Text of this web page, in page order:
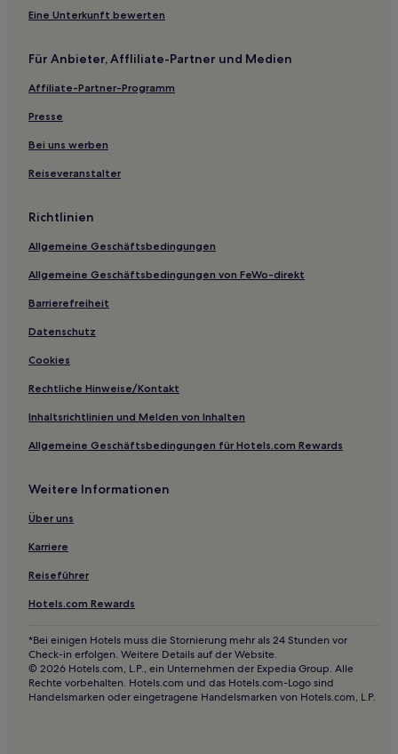
Hotels nahe White Water Walk
Bronte: Hotels
Hotels nahe Niagara's Fury
Hotels nahe Erland Lee Museum
Hotels nahe Castle Dracula Wax Museum
Fonthill: Hotels
Hotels nahe Queen Victoria Park
Wellandport: Hotels
Hotels nahe U-Bahn-Station Castle Frank
Hotels nahe Straßenbahnhaltestelle Dundas St East at
Woodbine Ave
Innenstadt von Niagara Falls: Hotels
Hotels nahe Harbourfront Centre
Hotels nahe The Danforth Music Hall
Stoney Creek: Hotels
Hotels nahe Fallsview Indoor Waterpark
Bathurst Quay: Hotels
Eine Unterkunft bewerten
Für Anbieter, Affliliate-Partner und Medien
Affiliate-Partner-Programm
Presse
Bei uns werben
Reiseveranstalter
Richtlinien
Allgemeine Geschäftsbedingungen
Allgemeine Geschäftsbedingungen von FeWo-direkt
Barrierefreiheit
Datenschutz
Cookies
Rechtliche Hinweise/Kontakt
Inhaltsrichtlinien und Melden von Inhalten
Allgemeine Geschäftsbedingungen für Hotels.com Rewards
Weitere Informationen
Über uns
Karriere
Reiseführer
Hotels.com Rewards
*Bei einigen Hotels muss die Stornierung mehr als 24 Stunden vor
Check-in erfolgen. Weitere Details auf der Website.
© 2026 Hotels.com, L.P., ein Unternehmen der Expedia Group. Alle
Rechte vorbehalten. Hotels.com und das Hotels.com-Logo sind
Handelsmarken oder eingetragene Handelsmarken von Hotels.com, L.P.